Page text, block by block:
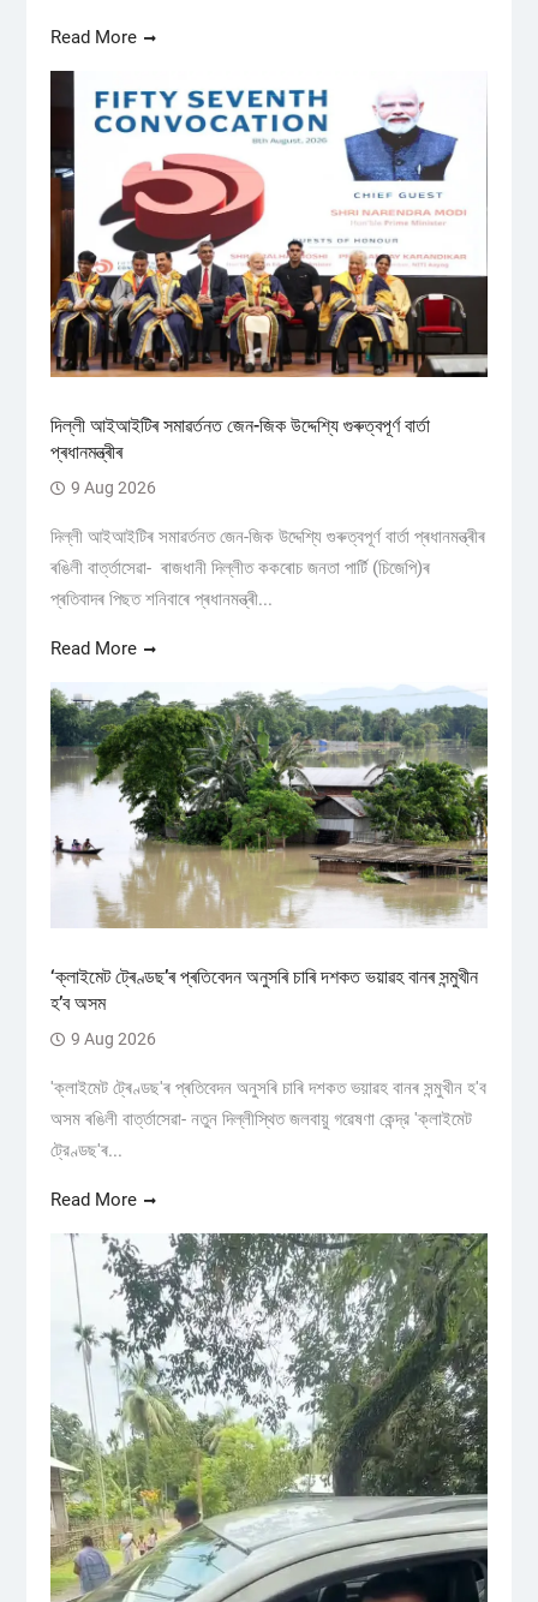
Read More
দিল্লী আইআইটিৰ সমাৱৰ্তনত জেন-জিক উদ্দেশ্যি গুৰুত্বপূৰ্ণ বাৰ্তা
প্ৰধানমন্ত্ৰীৰ
9 Aug 2026
দিল্লী আইআইটিৰ সমাৱৰ্তনত জেন-জিক উদ্দেশ্যি গুৰুত্বপূৰ্ণ বাৰ্তা প্ৰধানমন্ত্ৰীৰ
ৰঙিলী বাৰ্ত্তাসেৱা- ৰাজধানী দিল্লীত ককৰোচ জনতা পাৰ্টি (চিজেপি)ৰ
প্ৰতিবাদৰ পিছত শনিবাৰে প্ৰধানমন্ত্ৰী...
Read More
‘ক্লাইমেট ট্ৰেণ্ডছ’ৰ প্ৰতিবেদন অনুসৰি চাৰি দশকত ভয়াৱহ বানৰ সন্মুখীন
হ’ব অসম
9 Aug 2026
'ক্লাইমেট ট্ৰেণ্ডছ'ৰ প্ৰতিবেদন অনুসৰি চাৰি দশকত ভয়াৱহ বানৰ সন্মুখীন হ'ব
অসম ৰঙিলী বাৰ্ত্তাসেৱা- নতুন দিল্লীস্থিত জলবায়ু গৱেষণা কেন্দ্র 'ক্লাইমেট
ট্রেণ্ডছ'ৰ...
Read More